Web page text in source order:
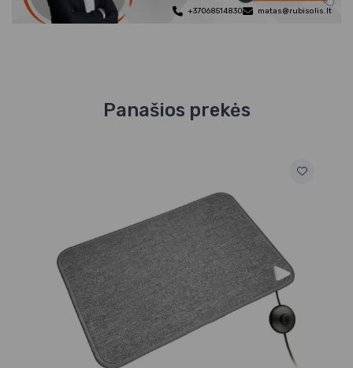
+37068514830 matas@rubisolis.lt
Panašios prekės